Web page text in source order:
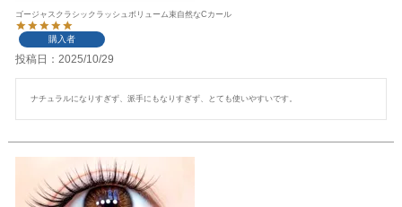
ゴージャスクラシックラッシュボリューム束自然なCカール
購入者
投稿日 2025/10/29
ナチュラルになりすぎず、派手にもなりすぎず、とても使いやすいです。